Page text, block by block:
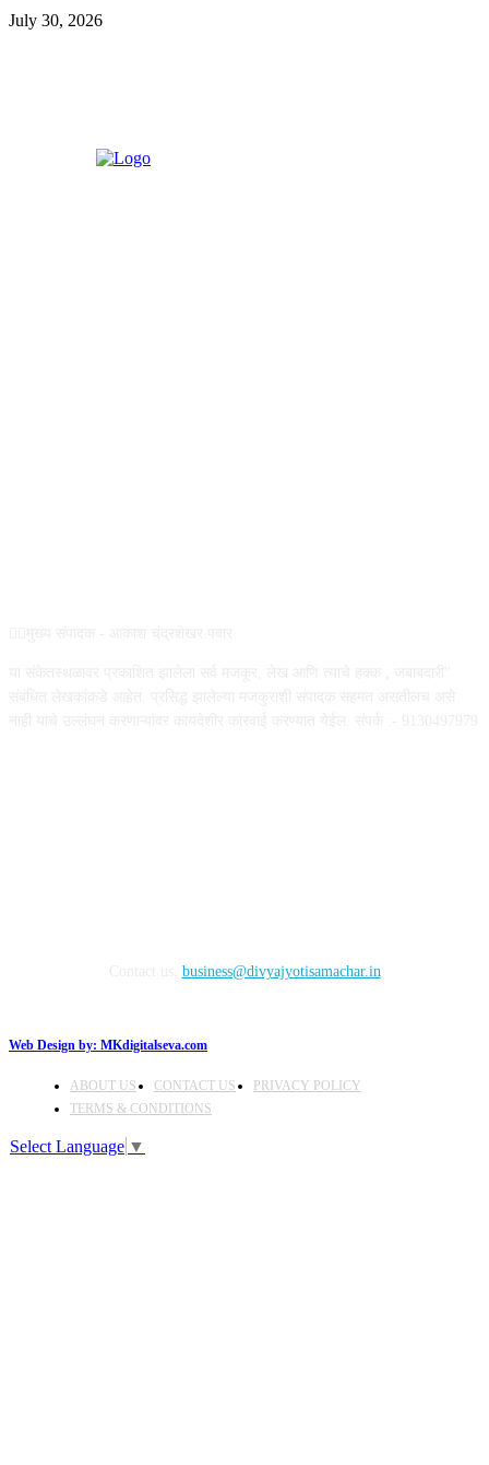
July 30, 2026
business@divyajyotisamachar.in
Web Design by: MKdigitalseva.com
ABOUT US CONTACT US
PRIVACY POLICY
TERMS & CONDITIONS
Select Language ▼